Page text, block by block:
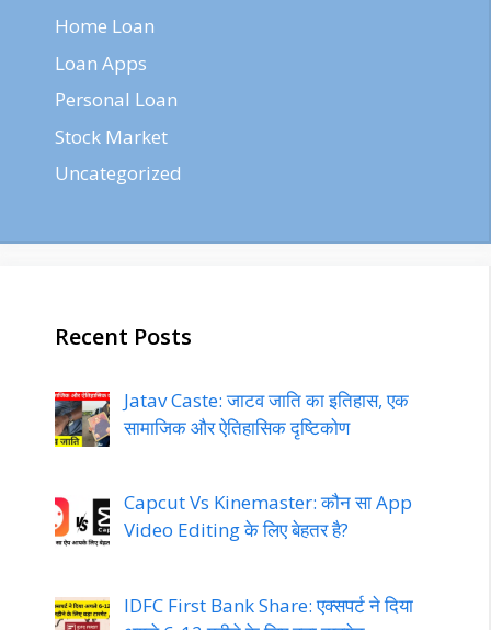
Home Loan
Loan Apps
Personal Loan
Stock Market
Uncategorized
Recent Posts
Jatav Caste: जाटव जाति का इतिहास, एक
सामाजिक और ऐतिहासिक दृष्टिकोण
Capcut Vs Kinemaster: कौन सा App
Video Editing के लिए बेहतर है?
IDFC First Bank Share: एक्सपर्ट ने दिया